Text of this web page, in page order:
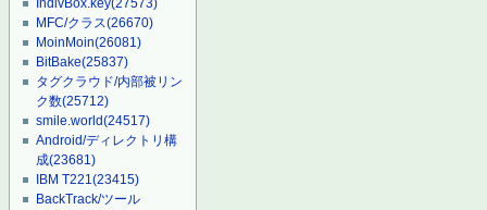
IndivBox.key(27573)
MFC/クラス(26670)
MoinMoin(26081)
BitBake(25837)
タグクラウド/内部被リン
ク数(25712)
smile.world(24517)
Android/ディレクトリ構
成(23681)
IBM T221(23415)
BackTrack/ツール